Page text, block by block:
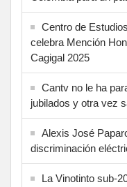
Centro de
celebra Mención
Cagigal 2025
Cantv no le ha
jubilados y otra vez
Alexis José
discriminación
La Vinotinto sub-